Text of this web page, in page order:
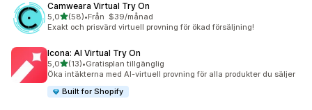
Camweara Virtual Try On
5,0av 5 stjärnor
(58)
58 recensioner totalt
•Från $39/månad
Exakt och prisvärd virtuell provning för ökad försäljning!
Icona: AI Virtual Try On
5,0av 5 stjärnor
(13)
13 recensioner totalt
•Gratisplan tillgänglig
Öka intäkterna med AI-virtuell provning för alla produkter du säljer
Built for Shopify